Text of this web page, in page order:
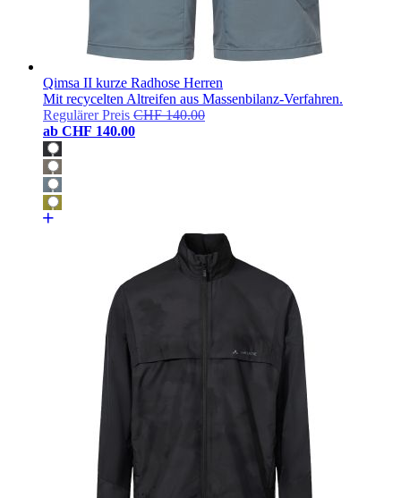
Qimsa II kurze Radhose Herren
Mit recycelten Altreifen aus Massenbilanz-Verfahren.
Regulärer Preis CHF 140.00
ab CHF 140.00